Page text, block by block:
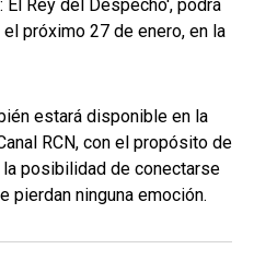
El Rey del Despecho', podrá
próximo 27 de enero, en la
estará disponible en la
RCN, con el propósito de
posibilidad de conectarse
pierdan ninguna emoción.